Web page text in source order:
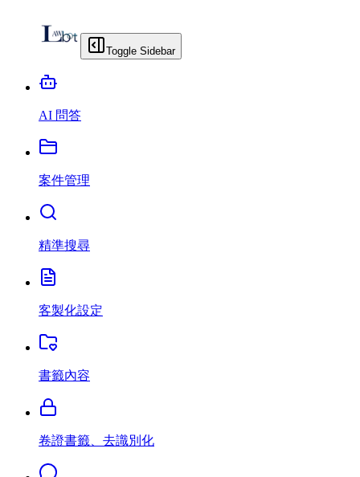
Toggle Sidebar
AI 問答
案件管理
精準搜尋
客製化設定
書籤內容
卷證書籤、去識別化